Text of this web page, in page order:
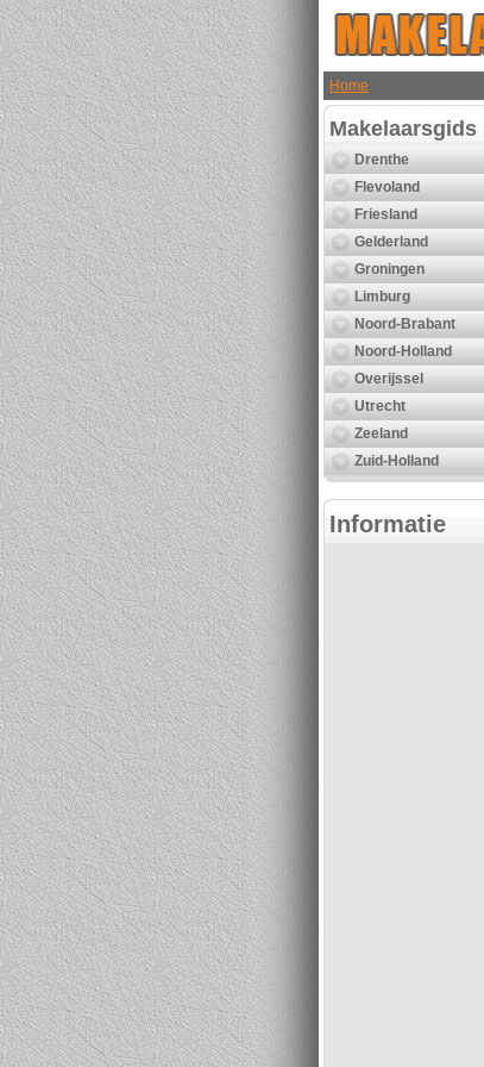
Home
Makelaarsgids
Drenthe
Flevoland
Friesland
Gelderland
Groningen
Limburg
Noord-Brabant
Noord-Holland
Overijssel
Utrecht
Zeeland
Zuid-Holland
Informatie